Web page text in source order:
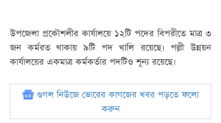
উপজেলা প্রকৌশলীর কার্যালয়ে ১২টি পদের বিপরীতে মাত্র ৩
জন কর্মরত থাকায় ৯টি পদ খালি রয়েছে। পল্লী উন্নয়ন
কার্যালয়ের একমাত্র কর্মকর্তার পদটিও শূন্য রয়েছে।
গুগল নিউজে ভোরের কাগজের খবর পড়তে ফলো
করুন